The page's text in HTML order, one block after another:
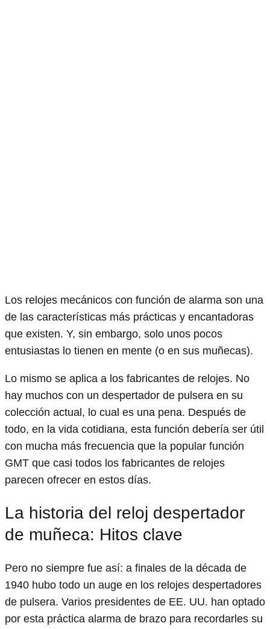
Los relojes mecánicos con función de alarma son una
de las características más prácticas y encantadoras
que existen. Y, sin embargo, solo unos pocos
entusiastas lo tienen en mente (o en sus muñecas).
Lo mismo se aplica a los fabricantes de relojes. No
hay muchos con un despertador de pulsera en su
colección actual, lo cual es una pena. Después de
todo, en la vida cotidiana, esta función debería ser útil
con mucha más frecuencia que la popular función
GMT que casi todos los fabricantes de relojes
parecen ofrecer en estos días.
La historia del reloj despertador
de muñeca: Hitos clave
Pero no siempre fue así: a finales de la década de
1940 hubo todo un auge en los relojes despertadores
de pulsera. Varios presidentes de EE. UU. han optado
por esta práctica alarma de brazo para recordarles su